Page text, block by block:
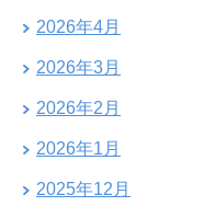
2026年4月
2026年3月
2026年2月
2026年1月
2025年12月